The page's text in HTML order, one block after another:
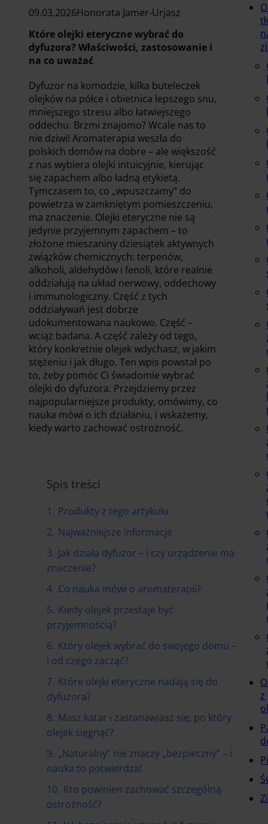
09.03.2026Honorata Jamer-Urjasz
Które olejki eteryczne wybrać do
dyfuzora? Właściwości, zastosowanie i
na co uważać
Dyfuzor na komodzie, kilka buteleczek
olejków na półce i obietnica lepszego snu,
mniejszego stresu albo łatwiejszego
oddechu. Brzmi znajomo? Wcale nas to
nie dziwi! Aromaterapia weszła do
polskich domów na dobre – ale większość
z nas wybiera olejki intuicyjnie, kierując
się zapachem albo ładną etykietą.
Tymczasem to, co „wpuszczamy” do
powietrza w zamkniętym pomieszczeniu,
ma znaczenie. Olejki eteryczne nie są
jedynie przyjemnym zapachem – to
złożone mieszaniny dziesiątek aktywnych
związków chemicznych: terpenów,
alkoholi, aldehydów i fenoli, które realnie
oddziałują na układ nerwowy, oddechowy
i immunologiczny. Część z tych
oddziaływań jest dobrze
udokumentowana naukowo. Część –
wciąż badana. A część zależy od tego,
który konkretnie olejek wdychasz, w jakim
stężeniu i jak długo. Ten wpis powstał po
to, żeby pomóc Ci świadomie wybrać
olejki do dyfuzora. Przejdziemy przez
najpopularniejsze produkty, omówimy, co
nauka mówi o ich działaniu, i wskażemy,
kiedy warto zachować ostrożność.
Spis treści
1. Produkty z tego artykułu
2. Najważniejsze informacje
3. Jak działa dyfuzor – i czy urządzenie ma
znaczenie?
4. Co nauka mówi o aromaterapii?
5. Kiedy olejek przestaje być
przyjemnością?
6. Który olejek wybrać do swojego domu –
i od czego zacząć?
7. Które olejki eteryczne nadają się do
dyfuzora?
8. Masz katar i zastanawiasz się, po który
olejek sięgnąć?
9. „Naturalny” nie znaczy „bezpieczny” – i
nauka to potwierdza!
10. Kto powinien zachować szczególną
ostrożność?
z